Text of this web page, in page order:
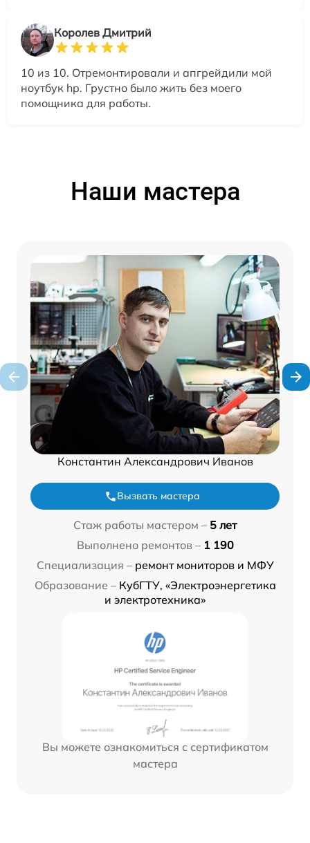
Королев Дмитрий
10 из 10. Отремонтировали и апгрейдили мой
ноутбук hp. Грустно было жить без моего
помощника для работы.
Наши мастера
Константин Александрович Иванов
Вызвать мастера
Стаж работы мастером – 5 лет
Выполнено ремонтов – 1 190
Специализация – ремонт мониторов и МФУ
Образование – КубГТУ, «Электроэнергетика
и электротехника»
Вы можете ознакомиться с сертификатом
мастера